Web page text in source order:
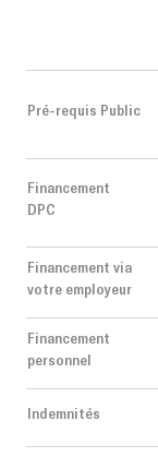
Pré-requis Public
Financement
DPC
Financement via
votre employeur
Financement
personnel
Indemnités